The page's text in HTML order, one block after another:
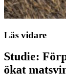
Läs vidare
Studie:
ökat